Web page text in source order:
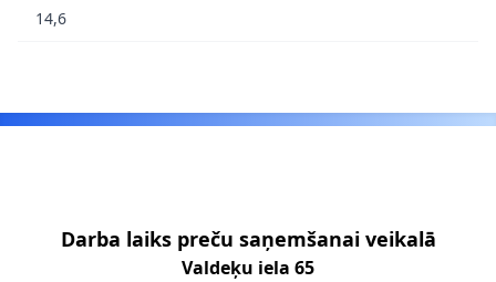
14,6
Darba laiks preču saņemšanai veikalā
Valdeķu iela 65